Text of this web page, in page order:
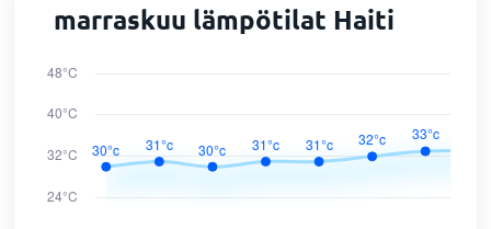
marraskuu lämpötilat Haiti